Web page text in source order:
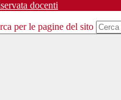
docenti
per le pagine del sito